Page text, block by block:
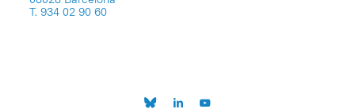
T. 934 02 90 60